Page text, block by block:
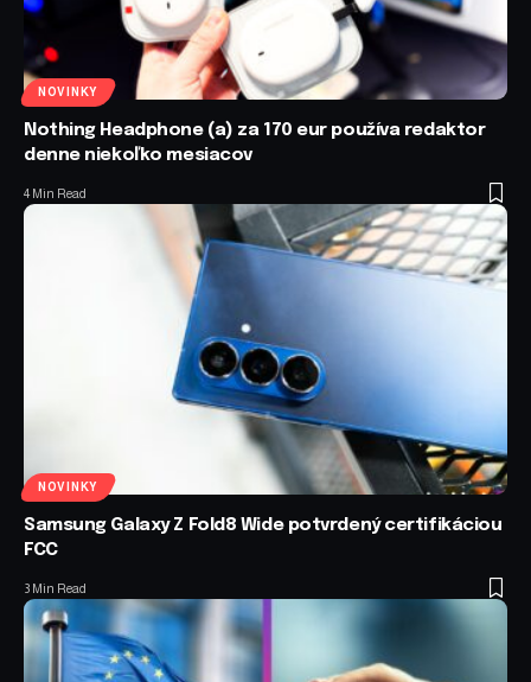
NOVINKY
Nothing Headphone (a) za 170 eur používa redaktor
denne niekoľko mesiacov
4 Min Read
NOVINKY
Samsung Galaxy Z Fold8 Wide potvrdený certifikáciou
FCC
3 Min Read